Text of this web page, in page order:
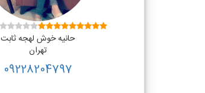
حانیه خوش لهجه ثابت
تهران
09228204797